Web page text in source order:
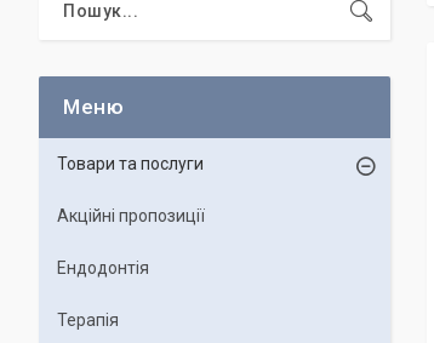
Товари та послуги
Акційні пропозиції
Ендодонтія
Терапія